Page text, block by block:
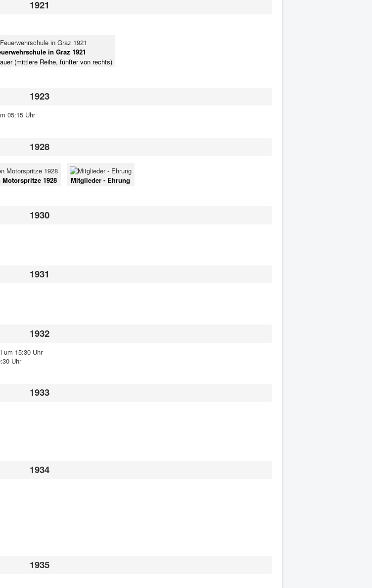
1921
in Graz 1921
(mittlere Reihe, fünfter von rechts)
1923
05:15 Uhr
1928
1928 Mitglieder - Ehrung
1930
1931
1932
um 15:30 Uhr
Uhr
1933
1934
1935